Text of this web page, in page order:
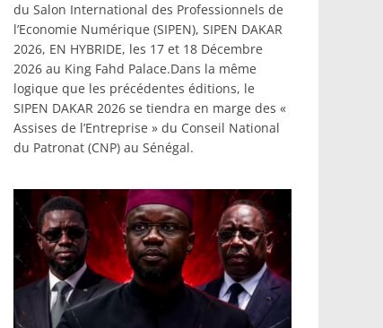
du Salon International des Professionnels de
l’Economie Numérique (SIPEN), SIPEN DAKAR
2026, EN HYBRIDE, les 17 et 18 Décembre
2026 au King Fahd Palace.Dans la même
logique que les précédentes éditions, le
SIPEN DAKAR 2026 se tiendra en marge des «
Assises de l’Entreprise » du Conseil National
du Patronat (CNP) au Sénégal.